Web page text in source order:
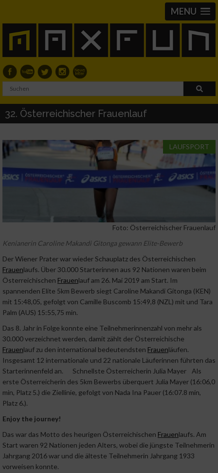
MENU
32. Österreichischer Frauenlauf
LAUFSPORT
Foto: Österreichischer Frauenlauf
Kenianerin Caroline Makandi Gitonga gewann Elite-Bewerb
Der Wiener Prater war wieder Schauplatz des Österreichischen
Frauenlaufs. Über 30.000 Starterinnen aus 92 Nationen waren beim
Österreichischen Frauenlauf am 26. Mai 2019 am Start. Im
spannenden Elite 5km Bewerb siegt Caroline Makandi Gitonga (KEN)
mit 15:48,05, gefolgt von Camille Buscomb 15:49,8 (NZL) mit und Tara
Palm (AUS) 15:55,75 min.
Das 8. Jahr in Folge konnte eine Teilnehmerinnenzahl von mehr als
30.000 verzeichnet werden, damit zählt der Österreichische
Frauenlauf zu den international bedeutendsten Frauenläufen.
Insgesamt 12 internationale und 22 nationale Läuferinnen führten das
Starterinnenfeld an. Schnellste Österreicherin Julia Mayer Als
erste Österreicherin des 5km Bewerbs überquert Julia Mayer (16:06,0
min, Platz 5.) die Ziellinie, gefolgt von Nada Ina Pauer (16:07.8 min,
Platz 6.).
Enjoy the journey!
Das war das Motto des heurigen Österreichischen Frauenlaufs. Am
Start waren 92 Nationen jeden Alters, wobei die jüngste Teilnehmerin
Jahrgang 2016 war und die älteste Teilnehmerin Jahrgang 1933
vorweisen konnte.